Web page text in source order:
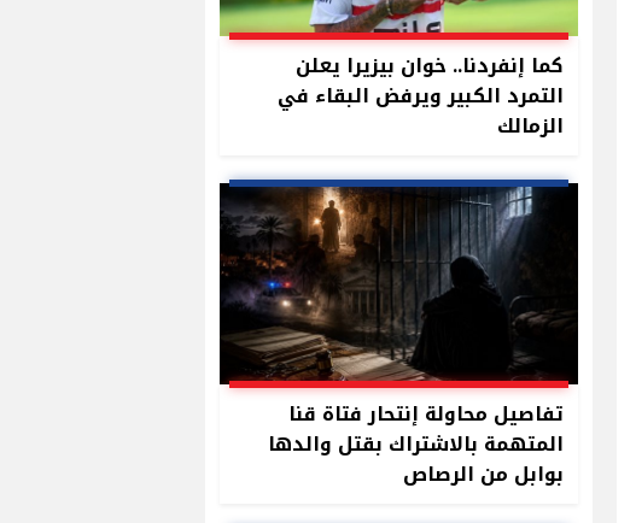
كما إنفردنا.. خوان بيزيرا يعلن
التمرد الكبير ويرفض البقاء في
الزمالك
تفاصيل محاولة إنتحار فتاة قنا
المتهمة بالاشتراك بقتل والدها
بوابل من الرصاص